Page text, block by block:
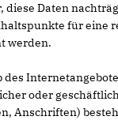
diese Daten
für eine
werden.
des
oder
Anschriften)